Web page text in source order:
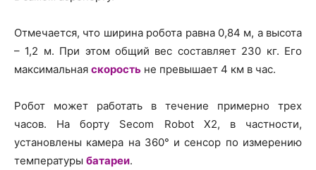
Отмечается, что ширина робота равна 0,84 м, а высота
– 1,2 м. При этом общий вес составляет 230 кг. Его
максимальная скорость не превышает 4 км в час.
Робот может работать в течение примерно трех
часов. На борту Secom Robot X2, в частности,
установлены камера на 360° и сенсор по измерению
температуры батареи.